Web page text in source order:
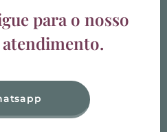
para o nosso